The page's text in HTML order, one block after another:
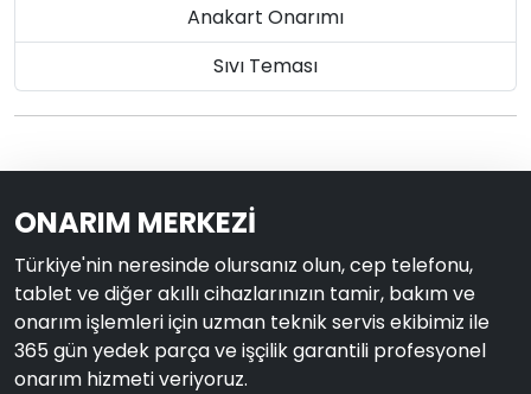
Anakart Onarımı
Sıvı Teması
ONARIM MERKEZİ
Türkiye'nin neresinde olursanız olun, cep telefonu,
tablet ve diğer akıllı cihazlarınızın tamir, bakım ve
onarım işlemleri için uzman teknik servis ekibimiz ile
365 gün yedek parça ve işçilik garantili profesyonel
onarım hizmeti veriyoruz.